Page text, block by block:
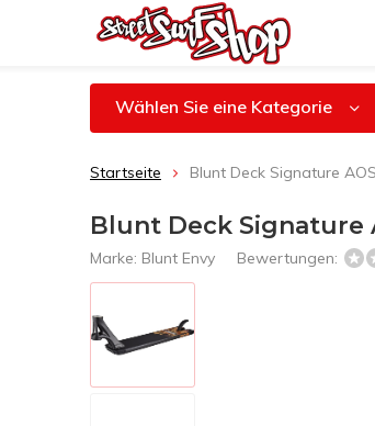
Wählen Sie eine Kategorie
Startseite Blunt Deck Signature
Blunt Deck Signature
Marke: Blunt Envy Bewertungen: